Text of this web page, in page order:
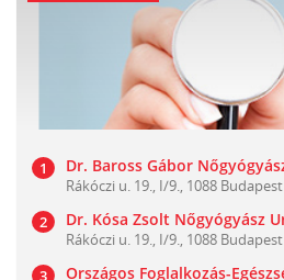
Rákóczi u. 19., I/9., 1088 Budapest
Rákóczi u. 19., I/9., 1088 Budapest